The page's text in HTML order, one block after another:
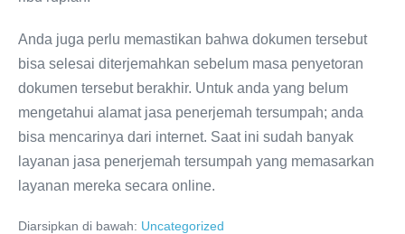
Anda juga perlu memastikan bahwa dokumen tersebut
bisa selesai diterjemahkan sebelum masa penyetoran
dokumen tersebut berakhir. Untuk anda yang belum
mengetahui alamat jasa penerjemah tersumpah; anda
bisa mencarinya dari internet. Saat ini sudah banyak
layanan jasa penerjemah tersumpah yang memasarkan
layanan mereka secara online.
Diarsipkan di bawah: Uncategorized